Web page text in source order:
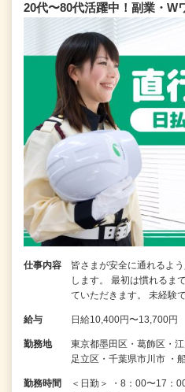
20代〜80代活躍中！副業・W
仕事内容
皆さまが安全に通れるよ
します。 最初は慣れるま
ていただきます。 未経験
給与 日給10,400円〜13,700円
勤務地
東京都墨田区・葛飾区・
足立区・千葉県市川市 ・
勤務時間
＜日勤＞ ・8：00〜17：